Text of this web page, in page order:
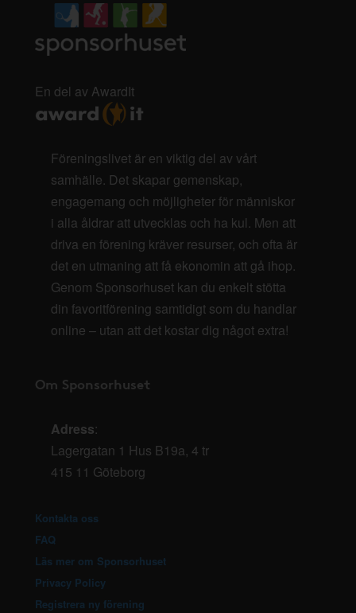
En del av AwardIt
Föreningslivet är en viktig del av vårt
samhälle. Det skapar gemenskap,
engagemang och möjligheter för människor
i alla åldrar att utvecklas och ha kul. Men att
driva en förening kräver resurser, och ofta är
det en utmaning att få ekonomin att gå ihop.
Genom Sponsorhuset kan du enkelt stötta
din favoritförening samtidigt som du handlar
online – utan att det kostar dig något extra!
Om Sponsorhuset
Adress:
Lagergatan 1 Hus B19a, 4 tr
415 11 Göteborg
Kontakta oss
FAQ
Läs mer om Sponsorhuset
Privacy Policy
Registrera ny förening